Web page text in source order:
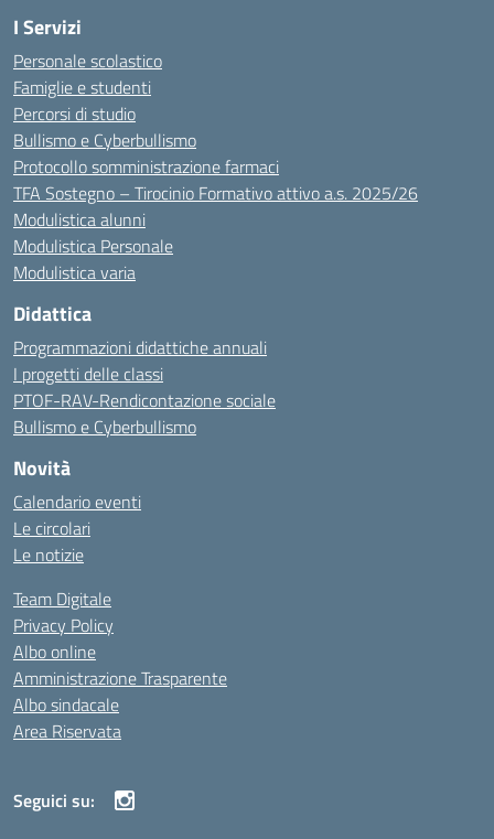
I Servizi
Personale scolastico
Famiglie e studenti
Percorsi di studio
Bullismo e Cyberbullismo
Protocollo somministrazione farmaci
TFA Sostegno – Tirocinio Formativo attivo a.s. 2025/26
Modulistica alunni
Modulistica Personale
Modulistica varia
Didattica
Programmazioni didattiche annuali
I progetti delle classi
PTOF-RAV-Rendicontazione sociale
Bullismo e Cyberbullismo
Novità
Calendario eventi
Le circolari
Le notizie
Team Digitale
Privacy Policy
Albo online
Amministrazione Trasparente
Albo sindacale
Area Riservata
Seguici su: